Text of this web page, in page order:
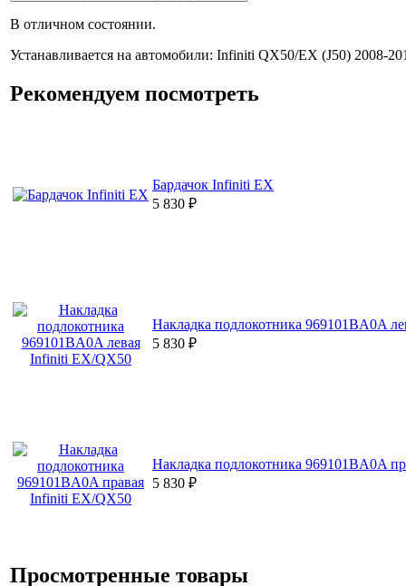
В отличном состоянии.
Устанавливается на автомобили: Infiniti QX50/EX (J50) 2008-
Рекомендуем посмотреть
Бардачок Infiniti EX
5 830 ₽
Накладка подлокотника 969101BA0A
5 830 ₽
Накладка подлокотника 969101BA0A
5 830 ₽
Просмотренные товары